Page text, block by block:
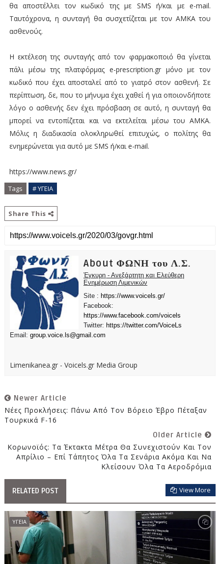
θα αποστέλλει τον κωδικό της με SMS ή/και με e-mail.
Ταυτόχρονα, η συνταγή θα συσχετίζεται με τον ΑΜΚΑ του
ασθενούς.
Η εκτέλεση της συνταγής από τον φαρμακοποιό θα γίνεται
πάλι μέσω της πλατφόρμας e-prescription.gr μόνο με τον
κωδικό που έχει αποσταλεί από το γιατρό στον ασθενή. Σε
περίπτωση, δε, που το μήνυμα έχει χαθεί ή για οποιονδήποτε
λόγο ο ασθενής δεν έχει πρόσβαση σε αυτό, η συνταγή θα
μπορεί να εντοπίζεται και να εκτελείται μέσω του ΑΜΚΑ.
Μόλις η διαδικασία ολοκληρωθεί επιτυχώς, ο πολίτης θα
ενημερώνεται για αυτό με SMS ή/και e-mail.
https://www.news.gr/
Tags # ΥΓΕΙΑ
Share This
About ΦΩΝΗ του Λ.Σ.
Έγκυρη - Ανεξάρτητη και Ελεύθερη
Ενημέρωση Λιμενικών
Site : https://www.voicels.gr/
Facebook:
https://www.facebook.com/voicels
Twitter: https://twitter.com/VoiceLs
Email: group.voice.ls@gmail.com
Limenikanea.gr - Voicels.gr Media Group
Newer Article
Νέες Προκλήσεις: Πάνω Από Τον Βόρειο Έβρο Πέταξαν
Τουρκικά F-16
Older Article
Κορωνοϊός: Τα Έκτακτα Μέτρα Θα Συνεχιστούν Και Τον
Απρίλιο – Επί Τάπητος Όλα Τα Σενάρια Ακόμα Και Να
Κλείσουν Όλα Τα Αεροδρόμια
RELATED POST View More
ΥΓΕΙΑ